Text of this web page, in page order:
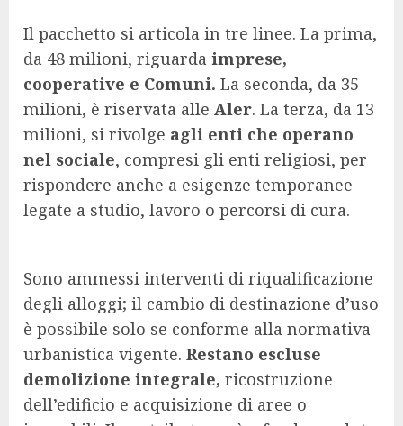
Il pacchetto si articola in tre linee. La prima,
da 48 milioni, riguarda imprese,
cooperative e Comuni. La seconda, da 35
milioni, è riservata alle Aler. La terza, da 13
milioni, si rivolge agli enti che operano
nel sociale, compresi gli enti religiosi, per
rispondere anche a esigenze temporanee
legate a studio, lavoro o percorsi di cura.
Sono ammessi interventi di riqualificazione
degli alloggi; il cambio di destinazione d’uso
è possibile solo se conforme alla normativa
urbanistica vigente. Restano escluse
demolizione integrale, ricostruzione
dell’edificio e acquisizione di aree o